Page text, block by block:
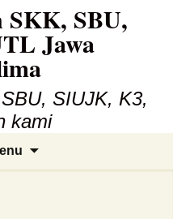
SKK, SBU,
Jawa
SIUJK, K3,
kami